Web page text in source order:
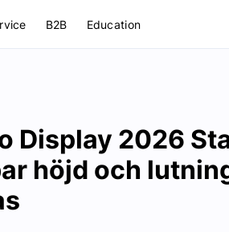
B2B Education
Display 2026
höjd och